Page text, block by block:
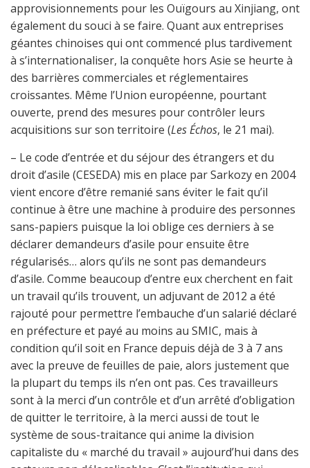
approvisionnements pour les Ouïgours au Xinjiang, ont
également du souci à se faire. Quant aux entreprises
géantes chinoises qui ont commencé plus tardivement
à s’internationaliser, la conquête hors Asie se heurte à
des barrières commerciales et réglementaires
croissantes. Même l’Union européenne, pourtant
ouverte, prend des mesures pour contrôler leurs
acquisitions sur son territoire (Les Échos, le 21 mai).
– Le code d’entrée et du séjour des étrangers et du
droit d’asile (CESEDA) mis en place par Sarkozy en 2004
vient encore d’être remanié sans éviter le fait qu’il
continue à être une machine à produire des personnes
sans-papiers puisque la loi oblige ces derniers à se
déclarer demandeurs d’asile pour ensuite être
régularisés… alors qu’ils ne sont pas demandeurs
d’asile. Comme beaucoup d’entre eux cherchent en fait
un travail qu’ils trouvent, un adjuvant de 2012 a été
rajouté pour permettre l’embauche d’un salarié déclaré
en préfecture et payé au moins au SMIC, mais à
condition qu’il soit en France depuis déjà de 3 à 7 ans
avec la preuve de feuilles de paie, alors justement que
la plupart du temps ils n’en ont pas. Ces travailleurs
sont à la merci d’un contrôle et d’un arrêté d’obligation
de quitter le territoire, à la merci aussi de tout le
système de sous-traitance qui anime la division
capitaliste du « marché du travail » aujourd’hui dans des